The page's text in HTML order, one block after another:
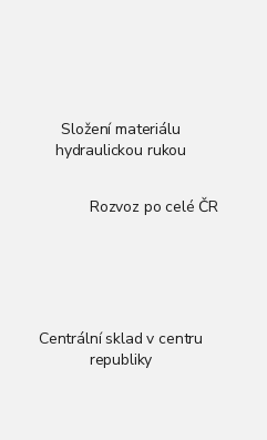
Složení materiálu
hydraulickou rukou
Rozvoz po celé ČR
Centrální sklad v centru
republiky